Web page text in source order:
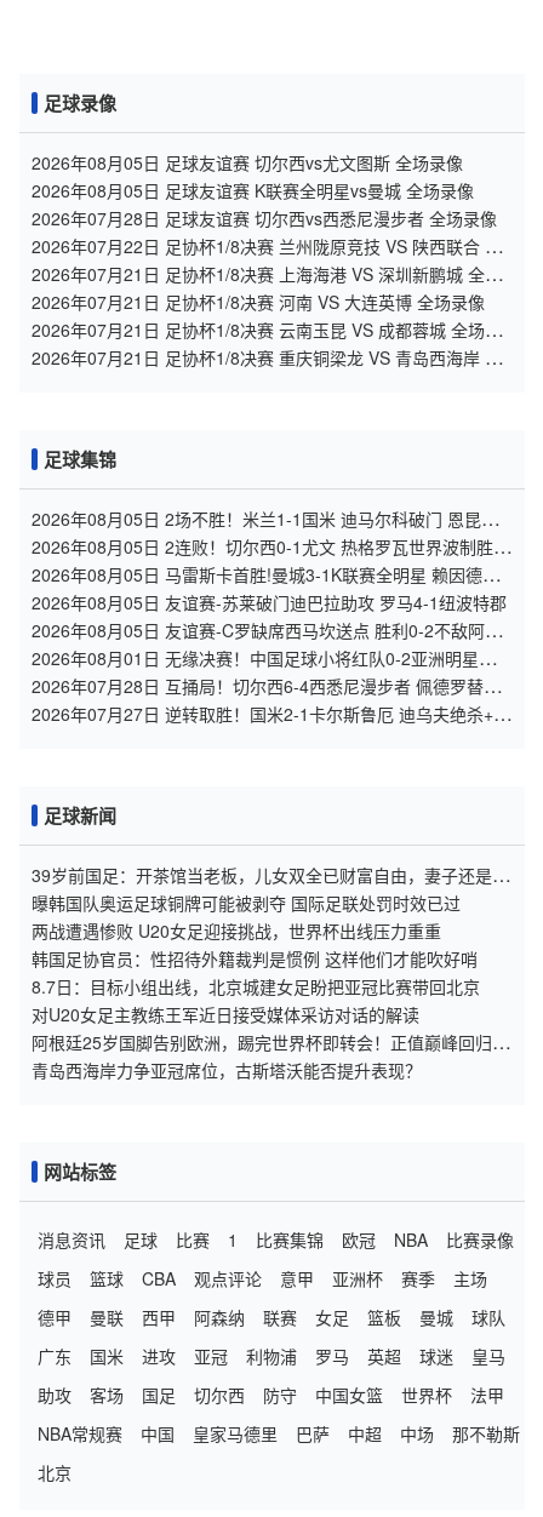
足球录像
2026年08月05日 足球友谊赛 切尔西vs尤文图斯 全场录像
2026年08月05日 足球友谊赛 K联赛全明星vs曼城 全场录像
2026年07月28日 足球友谊赛 切尔西vs西悉尼漫步者 全场录像
2026年07月22日 足协杯1/8决赛 兰州陇原竞技 VS 陕西联合 全
场录像
2026年07月21日 足协杯1/8决赛 上海海港 VS 深圳新鹏城 全场
录像
2026年07月21日 足协杯1/8决赛 河南 VS 大连英博 全场录像
2026年07月21日 足协杯1/8决赛 云南玉昆 VS 成都蓉城 全场录
像
2026年07月21日 足协杯1/8决赛 重庆铜梁龙 VS 青岛西海岸 全
足球集锦
2026年08月05日 2场不胜！米兰1-1国米 迪马尔科破门 恩昆库
造点+点射拉莫斯登场
2026年08月05日 2连败！切尔西0-1尤文 热格罗瓦世界波制胜穆
德里克时隔614天复出
2026年08月05日 马雷斯卡首胜!曼城3-1K联赛全明星 赖因德斯
努里破门塞梅尼奥助攻
2026年08月05日 友谊赛-苏莱破门迪巴拉助攻 罗马4-1纽波特郡
2026年08月05日 友谊赛-C罗缺席西马坎送点 胜利0-2不敌阿尔
梅里亚
2026年08月01日 无缘决赛！中国足球小将红队0-2亚洲明星联，
后者决赛战杭州足管
2026年07月28日 互捅局！切尔西6-4西悉尼漫步者 佩德罗替补3
射1传阿隆索开门红
2026年07月27日 逆转取胜！国米2-1卡尔斯鲁厄 迪乌夫绝杀+双
足球新闻
39岁前国足：开茶馆当老板，儿女双全已财富自由，妻子还是黄
圣依朋友
曝韩国队奥运足球铜牌可能被剥夺 国际足联处罚时效已过
两战遭遇惨败 U20女足迎接挑战，世界杯出线压力重重
韩国足协官员：性招待外籍裁判是惯例 这样他们才能吹好哨
8.7日：目标小组出线，北京城建女足盼把亚冠比赛带回北京
对U20女足主教练王军近日接受媒体采访对话的解读
阿根廷25岁国脚告别欧洲，踢完世界杯即转会！正值巅峰回归阿
超
青岛西海岸力争亚冠席位，古斯塔沃能否提升表现？
网站标签
消息资讯 足球 比赛 1 比赛集锦 欧冠 NBA
比赛录像
球员
篮球 CBA 观点评论 意甲 亚洲杯 赛季
主场
德甲
曼联 西甲 阿森纳 联赛 女足 篮板 曼城
球队
广东
国米 进攻 亚冠 利物浦 罗马 英超 球迷
皇马
助攻
客场 国足 切尔西 防守 中国女篮 世界杯
法甲
NBA常规赛
中国 皇家马德里 巴萨 中超 中场
那不勒斯
北京